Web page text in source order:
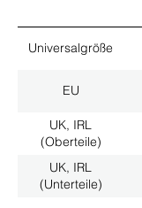
Universalgröße
EU
UK, IRL
(Oberteile)
UK, IRL
(Unterteile)